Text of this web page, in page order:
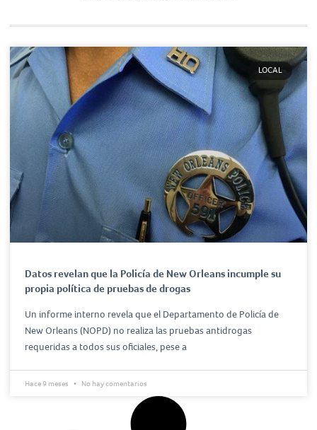
LOCAL
Datos revelan que la Policía de New Orleans incumple su
propia política de pruebas de drogas
Un informe interno revela que el Departamento de Policía de
New Orleans (NOPD) no realiza las pruebas antidrogas
requeridas a todos sus oficiales, pese a
Hace 9 meses No hay comentarios